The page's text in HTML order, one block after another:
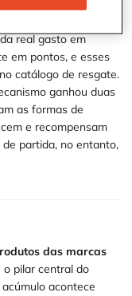
real gasto em
em pontos, e esses
catálogo de resgate.
ganhou duas
as formas de
e recompensam
partida, no entanto,
das marcas
o pilar central do
acontece